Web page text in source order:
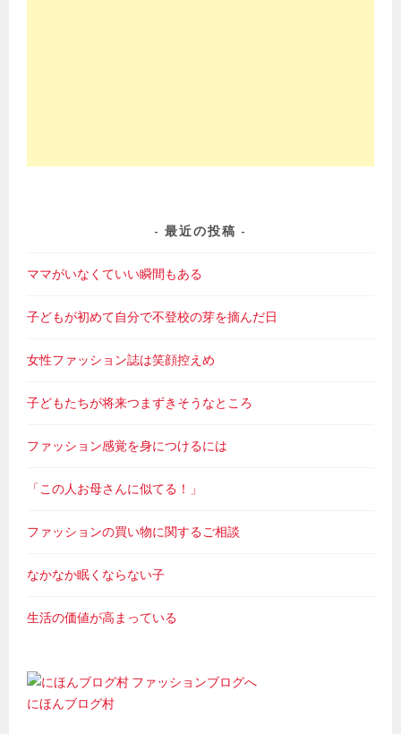
最近の投稿
ママがいなくていい瞬間もある
子どもが初めて自分で不登校の芽を摘んだ日
女性ファッション誌は笑顔控えめ
子どもたちが将来つまずきそうなところ
ファッション感覚を身につけるには
「この人お母さんに似てる！」
ファッションの買い物に関するご相談
なかなか眠くならない子
生活の価値が高まっている
にほんブログ村